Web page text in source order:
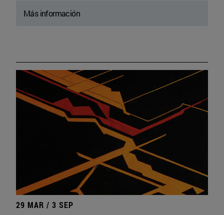
Más información
29 MAR / 3 SEP